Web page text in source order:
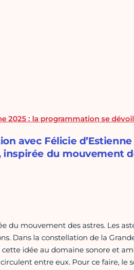
2025 : la programmation se
avec Félicie d’Estienne
inspirée du mouvement
du mouvement des astres. Les
Dans la constellation de la
cette idée au domaine sonore et
entre eux. Pour ce faire, le